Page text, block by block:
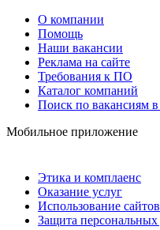
О компании
Помощь
Наши вакансии
Реклама на сайте
Требования к ПО
Каталог компаний
Поиск по вакансиям
Мобильное приложение
Этика и комплаенс
Оказание услуг
Использование сайтов
Защита